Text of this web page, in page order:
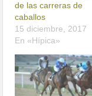
28
29
30
32
33
34
domingo el
de las carreras de
caballos
15 diciembre, 2017
En «Hípica»